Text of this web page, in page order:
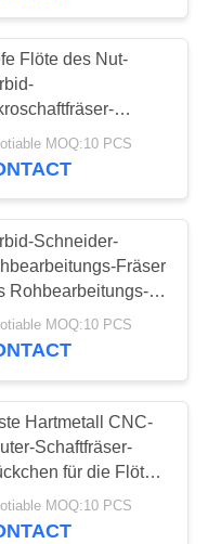
28
Flöte des Nut-
2 auf Lager
CNC-
MOQ:10 PCS
Schneider-
Fräser
Rohbearbeitungs-
3 Flöten
auf Lager
MOQ:10 PCS
Hartmetall CNC-
Schaftfräser-
für die Flöte
Edelstahl-4
MOQ:10 PCS